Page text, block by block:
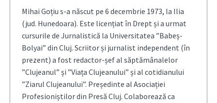
Mihai Goțiu s-a născut pe 6 decembrie 1973, la Ilia
(jud. Hunedoara). Este licențiat în Drept și a urmat
cursurile de Jurnalistică la Universitatea ”Babeș-
Bolyai” din Cluj. Scriitor și jurnalist independent (în
prezent) a fost redactor-șef al săptămânalelor
”Clujeanul” și ”Viața Clujeanului” și al cotidianului
”Ziarul Clujeanului”. Președinte al Asociației
Profesioniștilor din Presă Cluj. Colaborează ca